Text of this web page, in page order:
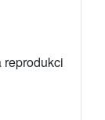
reprodukci